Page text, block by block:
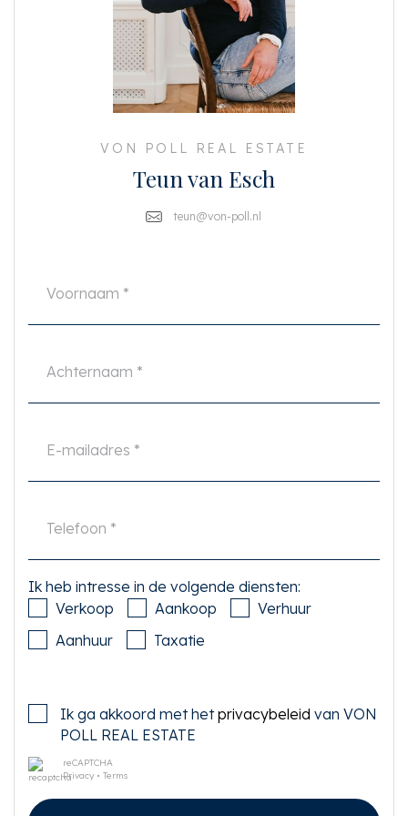
extra kamer te creëren welke vanuit de hal bereikbaar is. Zie ook de
alternatieve plattegrond.
- Woonoppervlakte 61 m2 (NEN-2580 certificaat aanwezig)
- Het pand is in 2014 met vergunning gesplitst
- Volledig dubbele beglazing
- Actieve VvE, bestaande uit 5 leden, MJOP aanwezig
- De maandelijkse servicekosten bedragen €90,-
- Gelegen op erfpacht grond. De canon is € 1.023,83 per jaar plus inflatie
- Oplevering in overleg, kan spoedig
enige onvolledigheid, onjuistheid of anderszins, dan wel de gevolgen
daarvan. Alle opgegeven maten en oppervlakten zijn indicatief. Koper heeft
begeleidt bij het aankoopproces. Indien u specifieke wensen heeft omtrent
makelaar en hiernaar zelfstandig onderzoek te (laten) doen. Indien u geen
Van toepassing zijn de NVM voorwaarden.
-------------
floor on the corner of Scheldestraat and Deurloostraat.
The house is located in one of the nicest parts of the Rivierenbuurt! This
popular part of the city has a village character and good facilities; for daily
shopping there are several supermarkets in the vicinity. In addition, there
is a wide range of specialty shops such as a fishmonger, butcher, caterers
and various bakeries on, among others, Scheldestraat, Maasstraat and
known eateries in Amsterdam and the surrounding area and are located a
few minutes' walk away. But De Pijp and Beethovenstraat are also a short
Within a few minutes you are in the beautiful Beatrixpark or you can walk
The RAI conference centre is also just a stone's throw away.
VON POLL REAL ESTATE
Teun van Esch
teun@von-poll.nl
Ik heb intresse in de volgende diensten:
Verkoop
Aankoop
Verhuur
Aanhuur
Taxatie
Ik ga akkoord met hetprivacybeleid van VON
POLL REAL ESTATE
reCAPTCHA
Privacy • Terms